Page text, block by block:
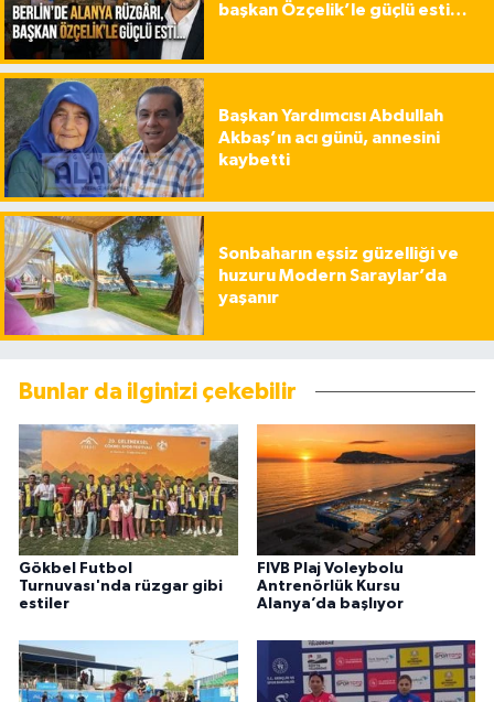
başkan Özçelik’le güçlü esti…
Başkan Yardımcısı Abdullah
Akbaş’ın acı günü, annesini
kaybetti
Sonbaharın eşsiz güzelliği ve
huzuru Modern Saraylar’da
yaşanır
Bunlar da ilginizi çekebilir
Gökbel Futbol
Turnuvası'nda rüzgar gibi
estiler
FIVB Plaj Voleybolu
Antrenörlük Kursu
Alanya’da başlıyor